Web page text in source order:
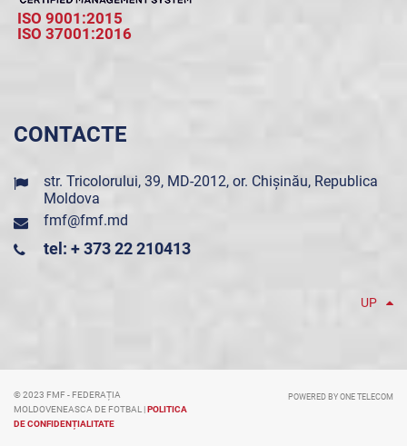
ISO 9001:2015
ISO 37001:2016
CONTACTE
str. Tricolorului, 39, MD-2012, or. Chișinău, Republica
Moldova
fmf@fmf.md
tel: + 373 22 210413
UP
© 2023 FMF - FEDERAȚIA
MOLDOVENEASCA DE FOTBAL |POLITICA
DE CONFIDENȚIALITATE
POWERED BY ONE TELECOM